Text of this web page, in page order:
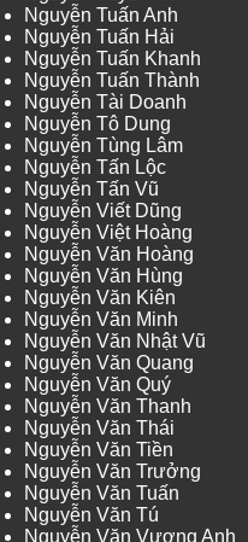
Nguyễn Tuấn Anh
Nguyễn Tuấn Hải
Nguyễn Tuấn Khanh
Nguyễn Tuấn Thành
Nguyễn Tài Doanh
Nguyễn Tô Dung
Nguyễn Tùng Lâm
Nguyễn Tấn Lộc
Nguyễn Tấn Vũ
Nguyễn Viết Dũng
Nguyễn Việt Hoàng
Nguyễn Văn Hoàng
Nguyễn Văn Hùng
Nguyễn Văn Kiên
Nguyễn Văn Minh
Nguyễn Văn Nhật Vũ
Nguyễn Văn Quang
Nguyễn Văn Quý
Nguyễn Văn Thanh
Nguyễn Văn Thái
Nguyễn Văn Tiền
Nguyễn Văn Trưởng
Nguyễn Văn Tuấn
Nguyễn Văn Tú
Nguyễn Văn Vương Anh